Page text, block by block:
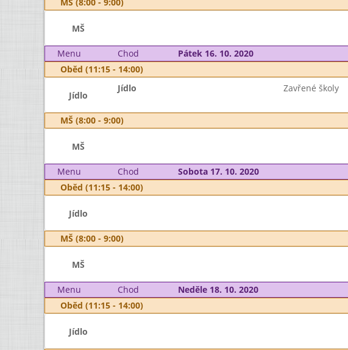
MŠ
Menu Chod
Pátek 16. 10. 2020
Oběd (11:15 - 14:00)
Jídlo
Jídlo Zavřené školy
MŠ (8:00 - 9:00)
MŠ
Menu Chod
Sobota 17. 10. 2020
Oběd (11:15 - 14:00)
Jídlo
MŠ (8:00 - 9:00)
MŠ
Menu Chod
Neděle 18. 10. 2020
Oběd (11:15 - 14:00)
Jídlo